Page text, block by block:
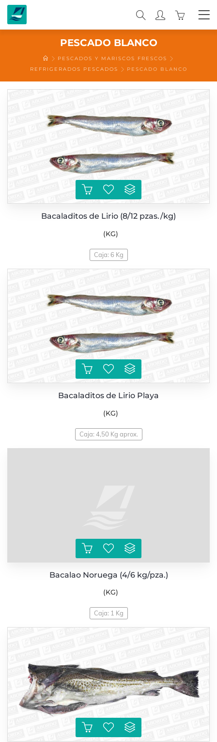
PESCADO BLANCO
PESCADOS Y MARISCOS FRESCOS
REFRIGERADOS PESCADOS
PESCADO BLANCO
Bacaladitos de Lirio (8/12 pzas./kg)
(KG)
Caja: 6 Kg
Bacaladitos de Lirio Playa
(KG)
Caja: 4,50 Kg aprox.
Bacalao Noruega (4/6 kg/pza.)
(KG)
Caja: 1 Kg